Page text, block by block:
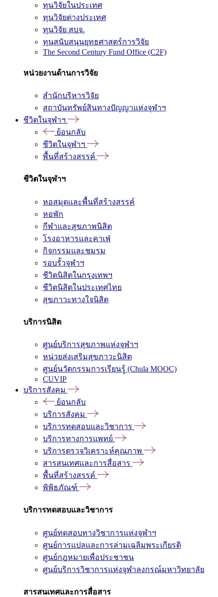
ทุนวิจัยในประเทศ
ทุนวิจัยต่างประเทศ
ทุนวิจัย สบจ.
ทุนสนับสนุนยุทธศาสตร์การวิจัย
The Second Century Fund Office (C2F)
หน่วยงานด้านการวิจัย
สำนักบริหารวิจัย
สถาบันทรัพย์สินทางปัญญาแห่งจุฬาฯ
ชีวิตในจุฬาฯ
ย้อนกลับ
ชีวิตในจุฬาฯ
พื้นที่สร้างสรรค์
ชีวิตในจุฬาฯ
หอสมุดและพื้นที่สร้างสรรค์
หอพัก
กีฬาและสุขภาพนิสิต
โรงอาหารและคาเฟ่
กิจกรรมและชมรม
รอบรั้วจุฬาฯ
ชีวิตนิสิตในกรุงเทพฯ
ชีวิตนิสิตในประเทศไทย
สุขภาวะทางใจนิสิต
บริการนิสิต
ศูนย์บริการสุขภาพแห่งจุฬาฯ
หน่วยส่งเสริมสุขภาวะนิสิต
ศูนย์นวัตกรรมการเรียนรู้ (Chula MOOC)
CUVIP
บริการสังคม
ย้อนกลับ
บริการสังคม
บริการทดสอบและวิชาการ
บริการทางการแพทย์
บริการตรวจวิเคราะห์คุณภาพ
สารสนเทศและการสื่อสาร
พื้นที่สร้างสรรค์
พิพิธภัณฑ์
บริการทดสอบและวิชาการ
ศูนย์ทดสอบทางวิชาการแห่งจุฬาฯ
ศูนย์การแปลและการล่ามเฉลิมพระเกียรติ
ศูนย์กฎหมายเพื่อประชาชน
ศูนย์บริการวิชาการแห่งจุฬาลงกรณ์มหาวิทยาลัย
สารสนเทศและการสื่อสาร